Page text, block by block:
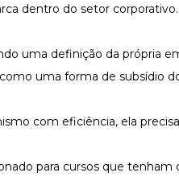
dentro do setor corporativo.
uma definição da própria
uma forma de subsídio
com eficiência, ela
para cursos que